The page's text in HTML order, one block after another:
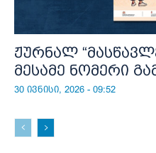
ჟურნალ
მესამე ნომერი
30 ივნისი, 2026 - 09:52